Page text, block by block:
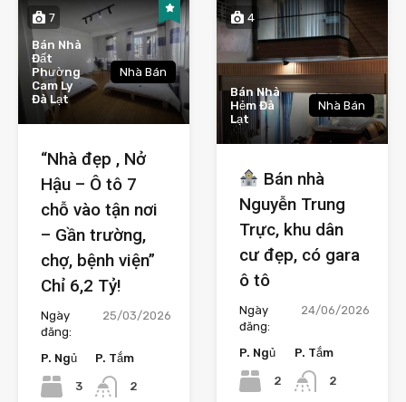
7
Bán Nhà
Đất
Phường
Cam Ly
Đà Lạt
Nhà Bán
“Nhà đẹp , Nở
Hậu – Ô tô 7
chỗ vào tận nơi
– Gần trường,
chợ, bệnh viện”
Chỉ 6,2 Tỷ!
Ngày
đăng:
25/03/2026
P. Ngủ
3
P. Tắm
2
4
Bán Nhà
Hẻm Đà
Lạt
Nhà Bán
Bán nhà
Nguyễn Trung
Trực, khu dân
cư đẹp, có gara
ô tô
Ngày
đăng:
24/06/2026
P. Ngủ
2
P. Tắm
2